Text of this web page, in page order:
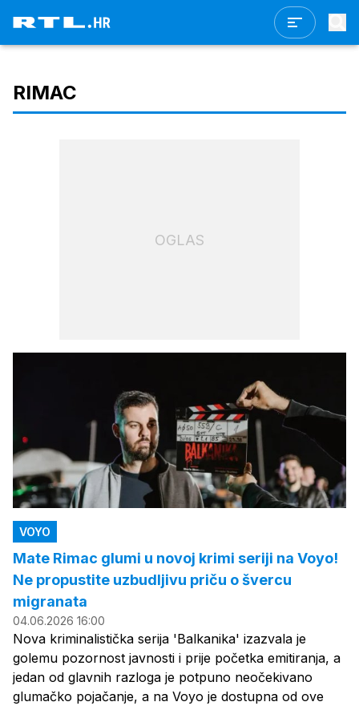
RIMAC
OGLAS
VOYO
Mate Rimac glumi u novoj krimi seriji na Voyo!
Ne propustite uzbudljivu priču o švercu
migranata
04.06.2026 16:00
Nova kriminalistička serija 'Balkanika' izazvala je
golemu pozornost javnosti i prije početka emitiranja, a
jedan od glavnih razloga je potpuno neočekivano
glumačko pojačanje, a na Voyo je dostupna od ove